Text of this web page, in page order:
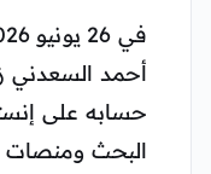
أحمد السعدني
حسابه على
البحث ومنصات